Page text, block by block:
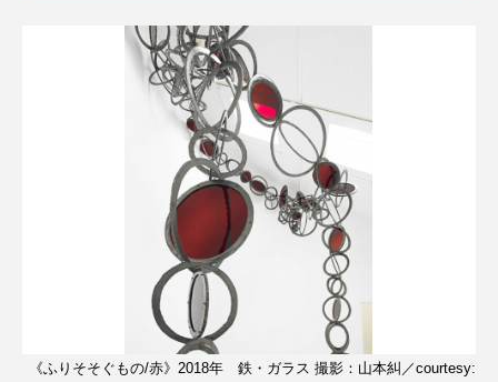
《ふりそそぐもの/赤》2018年 鉄・ガラス 撮影：山本糾／courtesy: